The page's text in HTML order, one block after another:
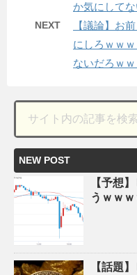
か気にしてな
NEXT
【議論】お
にしろｗｗ
ないだろｗｗ
NEW POST
【予想
うｗｗ
【話題